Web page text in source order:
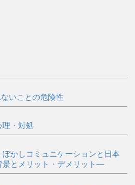
いことの危険性
理・対処
かしコミュニケーションと日本
とメリット・デメリット―